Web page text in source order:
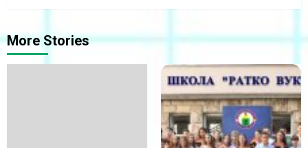
More Stories